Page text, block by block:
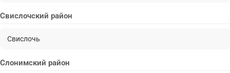
Свислочский район
Свислочь
Слонимский район